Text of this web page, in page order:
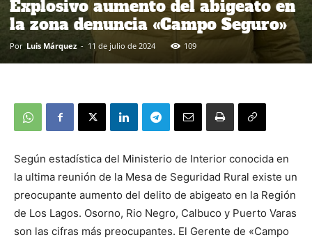
Explosivo aumento del abigeato en
la zona denuncia «Campo Seguro»
Por Luis Márquez - 11 de julio de 2024 109
Según estadística del Ministerio de Interior conocida en
la ultima reunión de la Mesa de Seguridad Rural existe un
preocupante aumento del delito de abigeato en la Región
de Los Lagos. Osorno, Rio Negro, Calbuco y Puerto Varas
son las cifras más preocupantes. El Gerente de «Campo